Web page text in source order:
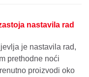
nastavila rad
je nastavila rad,
prethodne noći
proizvodi oko